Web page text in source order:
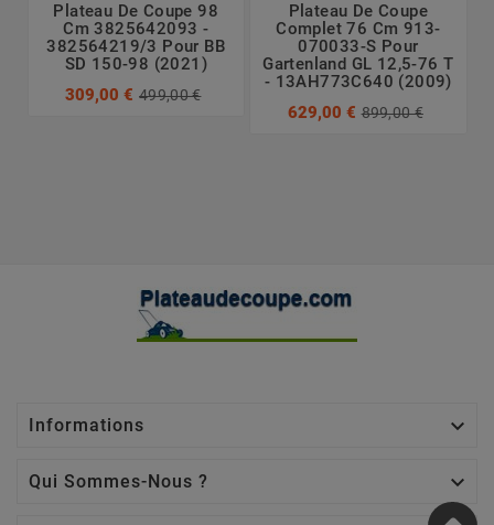
Plateau De Coupe 98
Cm 3825642093 -
382564219/3 Pour BB
SD 150-98 (2021)
309,00 € 499,00 €
Plateau De Coupe
Complet 76 Cm 913-
070033-S Pour
Gartenland GL 12,5-76 T
- 13AH773C640 (2009)
629,00 € 899,00 €
Informations 
Qui Sommes-Nous ? 